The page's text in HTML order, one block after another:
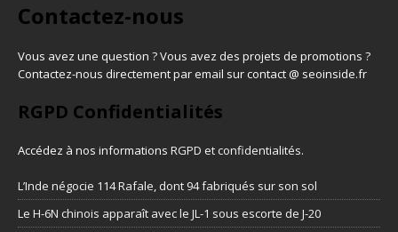
Contactez-nous
Vous avez une question ? Vous avez des projets de promotions ?
Contactez-nous directement par email sur contact @ seoinside.fr
RGPD Confidentialités
Accédez à nos informations RGPD et confidentialités.
L’Inde négocie 114 Rafale, dont 94 fabriqués sur son sol
Le H-6N chinois apparaît avec le JL-1 sous escorte de J-20